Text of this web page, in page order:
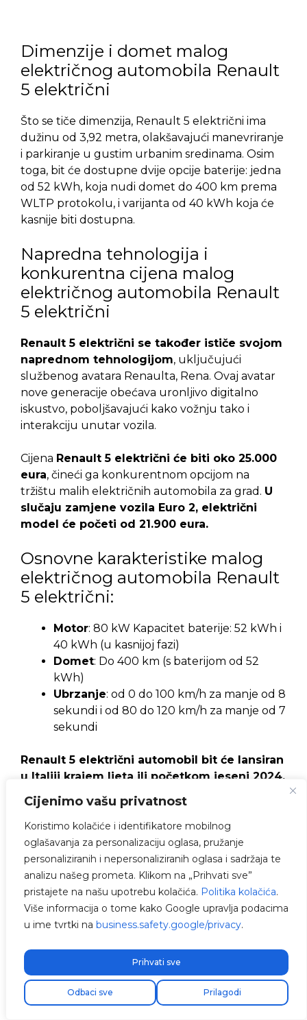
Cijenimo vašu privatnost
Koristimo kolačiće i identifikatore mobilnog
oglašavanja za personalizaciju oglasa, pružanje
personaliziranih i nepersonaliziranih oglasa i sadržaja te
analizu našeg prometa. Klikom na „Prihvati sve”
pristajete na našu upotrebu kolačića. Politika kolačića.
Više informacija o tome kako Google upravlja podacima
u ime tvrtki na business.safety.google/privacy.
Prilagodi
Odbaci sve
Prihvati sve
Dimenzije i domet malog
električnog automobila Renault
5 električni
Što se tiče dimenzija, Renault 5 električni ima
dužinu od 3,92 metra, olakšavajući manevriranje
i parkiranje u gustim urbanim sredinama. Osim
toga, bit će dostupne dvije opcije baterije: jedna
od 52 kWh, koja nudi domet do 400 km prema
WLTP protokolu, i varijanta od 40 kWh koja će
kasnije biti dostupna.
Napredna tehnologija i
konkurentna cijena malog
električnog automobila Renault
5 električni
Renault 5 električni se također ističe svojom
naprednom tehnologijom, uključujući
službenog avatara Renaulta, Rena. Ovaj avatar
nove generacije obećava uronljivo digitalno
iskustvo, poboljšavajući kako vožnju tako i
interakciju unutar vozila.
Cijena Renault 5 električni će biti oko 25.000
eura, čineći ga konkurentnom opcijom na
tržištu malih električnih automobila za grad. U
slučaju zamjene vozila Euro 2, električni
model će početi od 21.900 eura.
Osnovne karakteristike malog
električnog automobila Renault
5 električni:
Motor: 80 kW Kapacitet baterije: 52 kWh i
40 kWh (u kasnijoj fazi)
Domet: Do 400 km (s baterijom od 52
kWh)
Ubrzanje: od 0 do 100 km/h za manje od 8
sekundi i od 80 do 120 km/h za manje od 7
sekundi
Renault 5 električni automobil bit će lansiran
u Italiji krajem ljeta ili početkom jeseni 2024.
godine, nudeći kombinaciju učinkovitosti,
napredne tehnologije i kompaktnog dizajna
idealnog za grad.
Ako tražite svestran hibridni SUV, istražite naš
članak oBYD Song L DM, novom hibridnom
SUV-u.
Što uzeti u obzir prilikom kupnje
malog električnog automobila?
Preporučujemo da razmislite o svojoj odluci i
slijedite ključne smjernice prije nego što kupite
kompaktni električni automobil.Jedna od